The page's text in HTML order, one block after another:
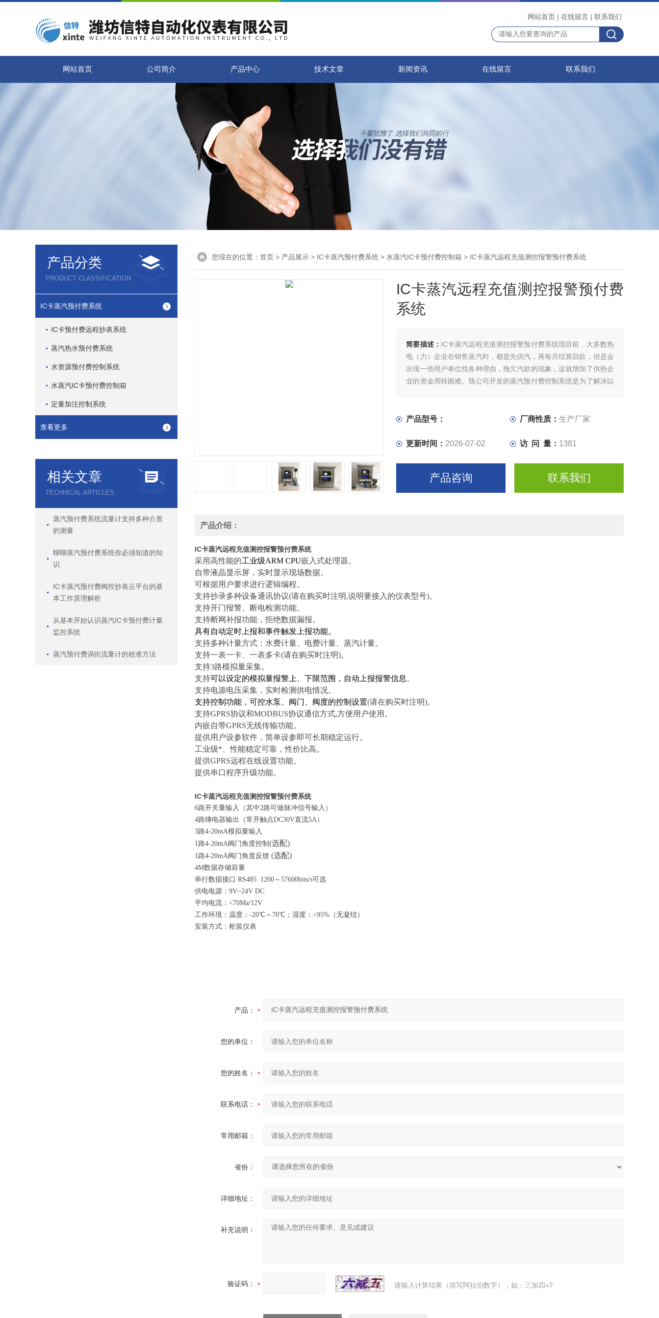
网站首页 | 在线留言 | 联系我们
网站首页 公司简介 产品中心 技术文章 新闻资讯 在线留言 联系我们
产品分类
PRODUCT CLASSIFICATION
IC卡蒸汽预付费系统
IC卡预付费远程抄表系统
蒸汽热水预付费系统
水资源预付费控制系统
水蒸汽IC卡预付费控制箱
定量加注控制系统
查看更多
相关文章
TECHNICAL ARTICLES
蒸汽预付费系统流量计支持多种介质
的测量
聊聊蒸汽预付费系统你必须知道的知
识
IC卡蒸汽预付费阀控抄表云平台的基
本工作原理解析
从基本开始认识蒸汽IC卡预付费计量
监控系统
蒸汽预付费涡街流量计的校准方法
您现在的位置： 首页 > 产品展示 > IC卡蒸汽预付费系统 > 水蒸汽IC卡预付费控制箱 > IC卡蒸汽远程充值测控报警预付费系统
IC卡蒸汽远程充值测控报警预付费
系统
简要描述： IC卡蒸汽远程充值测控报警预付费系统现目前，大多数热
电（力）企业在销售蒸汽时，都是先供汽，再每月结算回款，但是会
出现一些用户单位找各种理由，拖欠汽款的现象，这就增加了供热企
业的资金周转困难。我公司开发的蒸汽预付费控制系统是为了解决以
卡，支持自动预付费计算功能，全中文液晶显示，多种耗能计算方
产品型号： 厂商性质：生产厂家
更新时间： 2026-07-02 访 问 量： 1381
产品咨询 联系我们
产品介绍：
IC卡蒸汽远程充值测控报警预付费系统
采用高性能的工业级ARM CPU嵌入式处理器。
自带液晶显示屏，实时显示现场数据。
可根据用户要求进行逻辑编程。
支持抄录多种设备通讯协议(请在购买时注明,说明要接入的仪表型号)。
支持开门报警、断电检测功能。
支持断网补报功能，拒绝数据漏报。
具有自动定时上报和事件触发上报功能。
支持多种计量方式：水费计量、电费计量、蒸汽计量。
支持一表一卡、一表多卡(请在购买时注明)。
支持3路模拟量采集。
支持可以设定的模拟量报警上、下限范围，自动上报报警信息 。
支持电源电压采集，实时检测供电情况。
支持控制功能，可控水泵、阀门、阀度的控制设置(请在购买时注明)。
支持GPRS协议和MODBUS协议通信方式,方便用户使用。
内嵌自带GPRS无线传输功能。
提供用户设参软件 ，简单设参即可长期稳定运行。
工业级*、性能稳定可靠 ，性价比高。
提供GPRS远程在线设置功能。
提供串口程序升级功能。
IC卡蒸汽远程充值测控报警预付费系统
6路开关量输入（其中2路可做脉冲信号输入）
4路继电器输出（常开触点DC30V直流5A）
3路4-20mA模拟量输入
1路4-20mA阀门角度控制 (选配)
1路4-20mA阀门角度反馈 (选配)
4M数据存储容量
串行数据接口 RS485 1200 ～57600bits/s可选
供电电源：9V~24V DC
平均电流：<70Ma/12V
工作环境：温度：-20℃～70℃；湿度：<95% （无凝结）
安装方式：柜装仪表
产品：
您的单位：
您的姓名：
联系电话：
常用邮箱：
省份：
详细地址：
补充说明：
验证码： 请输入计算结果（填写阿拉伯数字），如：三加四=7